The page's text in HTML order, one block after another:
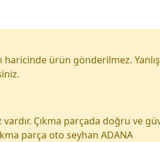
ürün gönderilmez.
Çıkma parçada doğru ve
parça oto seyhan ADANA